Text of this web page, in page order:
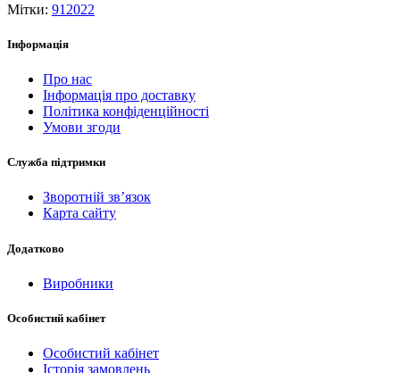
Мітки: 912022
Інформація
Про нас
Інформація про доставку
Політика конфіденційності
Умови згоди
Служба підтримки
Зворотній зв’язок
Карта сайту
Додатково
Виробники
Особистий кабінет
Особистий кабінет
Історія замовлень